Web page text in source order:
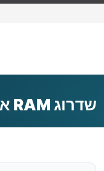
שדרוג RAM או SSD – מה עדיף קודם?